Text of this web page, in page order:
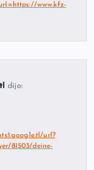
www.kfz-
dijo:
url?
81503/deine-